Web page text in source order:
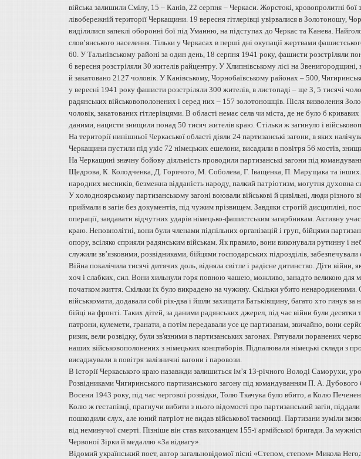
війська залишили Смілу, 15 – Канів, 22 серпня – Черкаси. Жорстокі, кровопролитні
лівобережній території Черкащини. 19 вересня гітлерівці увірвалися в Золотоношу,
виділилися запеклі оборонні бої під Уманню, на підступах до Черкас та Канева.
слов’янського населення. Тільки у Черкасах в перші дні окупації жертвами
60. У Тальнівському районі за один день, 18 серпня 1941 року, фашисти розстріляли
6 вересня розстріляли 30 жителів райцентру. У Хлипнівському лісі на
й закатовано 2127 чоловік. У Канівському, Чорнобаївському районах – 500,
у вересні 1941 року фашисти розстріляли 300 жителів, в листопаді – ще 3, 5 тисячі
радянських військовополонених і серед них – 157 золотоношців. Після визволення
чоловік, закатованих гітлерівцями. В області немає села чи міста, де не було б
даними, нацисти знищили понад 50 тисяч жителів краю. Стільки ж загинуло і
На території нинішньої Черкаської області діяли 24 партизанські загони, в яких
Черкащини пустили під укіс 72 німецьких ешелони, висадили в повітря 56 мостів,
На Черкащині значну бойову діяльність проводили партизанські загони під
Щедрова, К. Колодченка, Д. Горячого, М. Соболева, Г. Іващенка, П. Марущака та інших.
народних месників, безмежна відданість народу, палкий патріотизм, могутня духовна
У холодноярському партизанському загоні воювали військові й цивільні, люди різного
приймали в загін без документів, під чужим прізвищем. Завдяки строгій дисципліні,
операції, завдавати відчутних ударів німецько-фашистським загарбникам. Активну
краю. Неповнолітні, вони були членами підпільних організацій і груп, бійцями
опору, всіляко сприяли радянським військам. Як правило, вони виконували рутинну і
служили зв’язковими, розвідниками, бійцями господарських підрозділів,
Війна покалічила тисячі дитячих доль, відняла світле і радісне дитинство. Діти
хоч і слабких, сил. Вони хильнули горя повною чашею, можливо, занадто великою для
початком життя. Скільки їх було викрадено на чужину. Скільки убито ненародженими.
військкомати, додавали собі рік-два і йшли захищати Батьківщину, багато хто гинув за
бійці на фронті. Таких дітей, за даними радянських джерел, під час війни були
патрони, кулемети, гранати, а потім передавали усе це партизанам, звичайно, вони
ризик, вели розвідку, були зв'язними в партизанських загонах. Рятували поранених
наших військовополонених з німецьких концтаборів. Підпалювали німецькі склади з
висаджували в повітря залізничні вагони і паровози.
В історії Черкаського краю назавжди залишиться ім’я 13-річного Володі Саморухи,
Розвідниками Чигиринського партизанського загону під командуванням П. А.
Восени 1943 року, під час чергової розвідки, Толю Ткачука було вбито, а Колю
Колю ж гестапівці, прагнучи вибити з нього відомості про партизанський загін,
пошкодили слух, але юний патріот не видав військової таємниці. Партизани зуміли
від неминучої смерті. Пізніше він став вихованцем 155-ї армійської бригади. За
Червоної Зірки й медаллю «За відвагу».
Відомий український поет, автор загальновідомої пісні «Степом, степом» Микола